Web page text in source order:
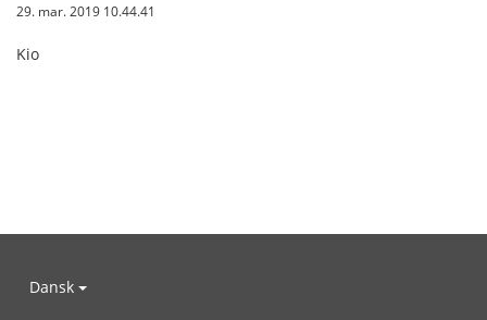
29. mar. 2019 10.44.41
Kio
Dansk